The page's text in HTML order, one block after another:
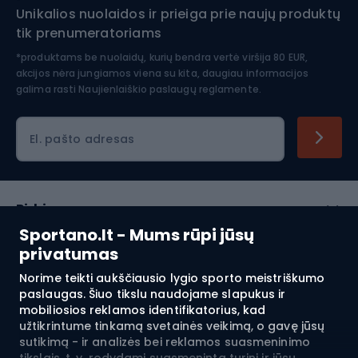
Sportano.lt - Mums rūpi jūsų
privatumas
Norime teikti aukščiausio lygio sporto meistriškumo
paslaugas. Šiuo tikslu naudojame slapukus ir
mobiliosios reklamos identifikatorius, kad
užtikrintume tinkamą svetainės veikimą, o gavę jūsų
sutikimą - ir analizės bei reklamos suasmeninimo
Šiaurietiškas ėjimas
Unikalios nuolaidos ir prieiga prie naujų produktų
tik prenumeratoriams
*produktams be nuolaidų, kurių bendra vertė viršija 80 EUR,
akcijos nėra jungiamos viena su kita, daugiau informacijos
galima rasti Naujienlaiškio paslaugų reglamente.
El. pašto adresas
Pirkimas
Klientų aptarnavimas
Reglamentai
Apie mus